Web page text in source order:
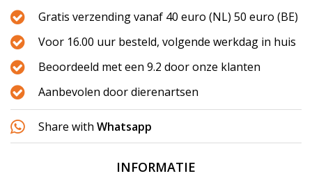
Gratis verzending vanaf 40 euro (NL) 50 euro (BE)
Voor 16.00 uur besteld, volgende werkdag in huis
Beoordeeld met een 9.2 door onze klanten
Aanbevolen door dierenartsen
Share with Whatsapp
INFORMATIE